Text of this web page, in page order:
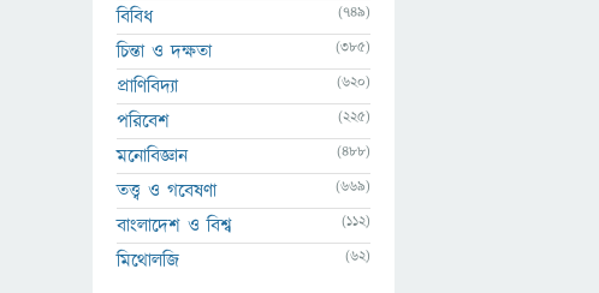
বিবিধ (749)
চিন্তা ও দক্ষতা (385)
প্রাণিবিদ্যা (620)
পরিবেশ (225)
মনোবিজ্ঞান (488)
তত্ত্ব ও গবেষণা (669)
বাংলাদেশ ও বিশ্ব (112)
মিথোলজি (62)